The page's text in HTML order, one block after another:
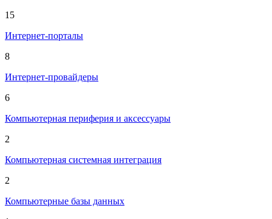
15
Интернет-порталы
8
Интернет-провайдеры
6
Компьютерная периферия и аксессуары
2
Компьютерная системная интеграция
2
Компьютерные базы данных